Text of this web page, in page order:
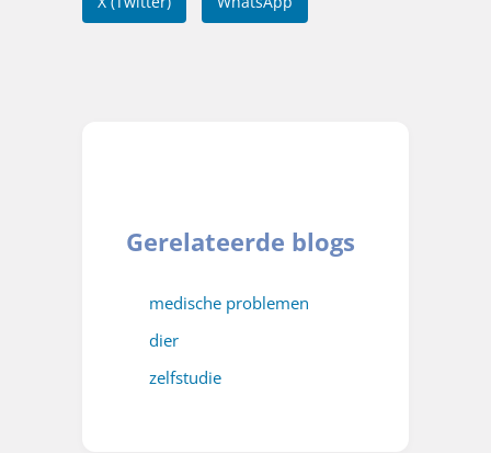
Gerelateerde blogs
medische problemen
dier
zelfstudie